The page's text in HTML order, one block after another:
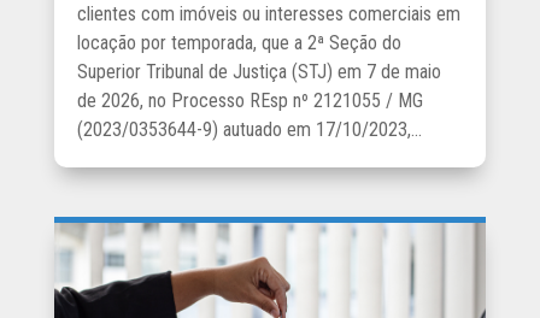
clientes com imóveis ou interesses comerciais em
locação por temporada, que a 2ª Seção do
Superior Tribunal de Justiça (STJ) em 7 de maio
de 2026, no Processo REsp nº 2121055 / MG
(2023/0353644-9) autuado em 17/10/2023,...